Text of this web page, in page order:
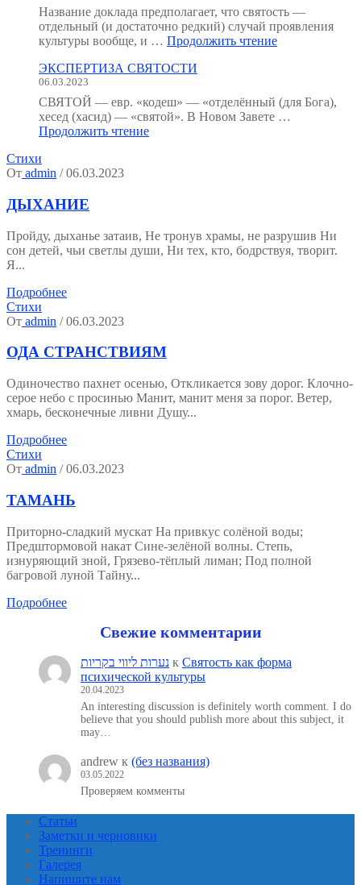
как
мы
Название доклада предполагает, что святость —
отдельный (и достаточно редкий) случай проявления
культуры вообще, и … Продолжить чтение"Святость
культуры"
ЭКСПЕРТИЗА СВЯТОСТИ
06.03.2023
СВЯТОЙ — евр. «кодеш» — «отделённый (для Бога),
хесед (хасид) — «святой». В Новом Завете …
Продолжить чтение"ЭКСПЕРТИЗА
Стихи
От admin / 06.03.2023
ДЫХАНИЕ
Пройду, дыханье затаив, Не тронув храмы, не разрушив Ни
сон детей, чьи светлы души, Ни тех, кто, бодрствуя, творит.
Я...
Подробнее
Стихи
От admin / 06.03.2023
ОДА СТРАНСТВИЯМ
Одиночество пахнет осенью, Откликается зову дорог. Клочно-
серое небо с просинью Манит, манит меня за порог. Ветер,
хмарь, бесконечные ливни Душу...
Подробнее
Стихи
От admin / 06.03.2023
ТАМАНЬ
Приторно-сладкий мускат На привкус солёной воды;
Предштормовой накат Сине-зелёной волны. Степь,
изнуряющий зной, Грязево-тёплый лиман; Под полной
багровой луной Тайну...
Подробнее
Свежие комментарии
נערות ליווי בקריות к Святость как форма
психической культуры
20.04.2023
An interesting discussion is definitely worth comment. I do
believe that you should publish more about this subject, it
may…
andrew к (без названия)
03.05.2022
Проверяем комменты
Статьи
Заметки и черновики
Тренинги
Галерея
Напишите нам